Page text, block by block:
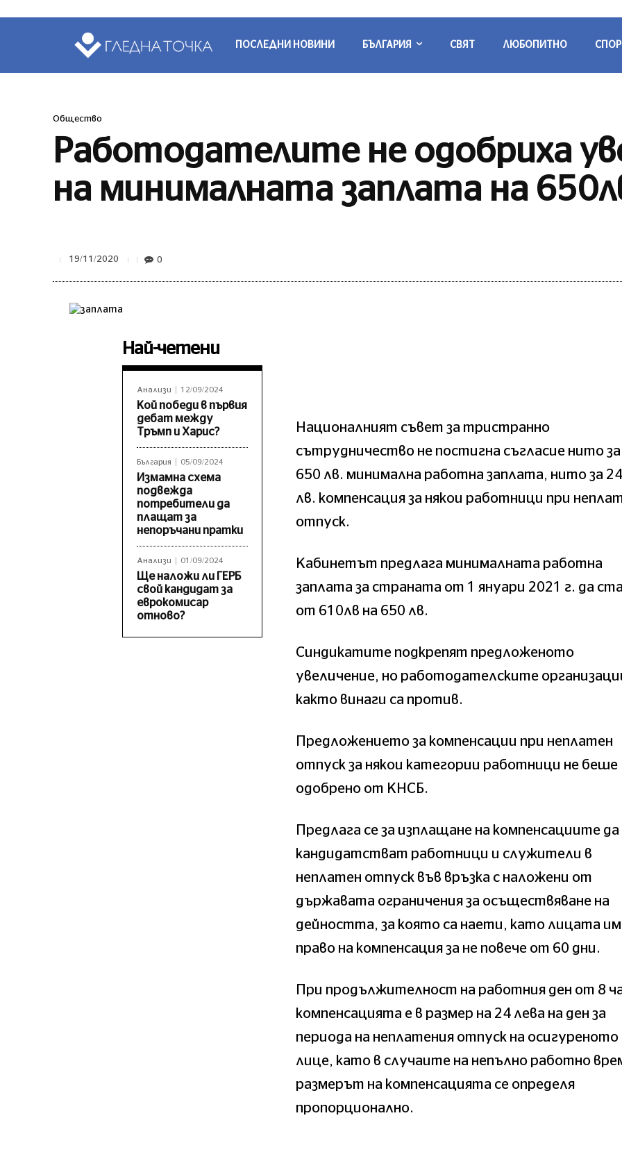
ПОСЛЕДНИ НОВИНИ БЪЛГАРИЯ СВЯТ ЛЮБОПИТНО СПОРТ
Общество
Работодателите не одобриха
на минималната заплата на
19/11/2020 0
Най-четени
Анализи 12/09/2024
Кой победи в първия
дебат между
Тръмп и Харис?
България 05/09/2024
Измамна схема
подвежда
потребители да
плащат за
непоръчани пратки
Анализи 01/09/2024
Ще наложи ли ГЕРБ
свой кандидат за
еврокомисар
отново?
Националният съвет за тристранно
сътрудничество не постигна съгласие нито за
650 лв. минимална работна заплата, нито за 24
лв. компенсация за някои работници при
отпуск.
Кабинетът предлага минималната работна
заплата за страната от 1 януари 2021 г. да
от 610лв на 650 лв.
Синдикатите подкрепят предложеното
увеличение, но работодателските
както винаги са против.
Предложението за компенсации при неплатен
отпуск за някои категории работници не беше
одобрено от КНСБ.
Предлага се за изплащане на компенсациите да
кандидатстват работници и служители в
неплатен отпуск във връзка с наложени от
държавата ограничения за осъществяване на
дейността, за която са наети, като лицата
право на компенсация за не повече от 60 дни.
При продължителност на работния ден от 8
компенсацията е в размер на 24 лева на ден за
периода на неплатения отпуск на осигуреното
лице, като в случаите на непълно работно
размерът на компенсацията се определя
пропорционално.